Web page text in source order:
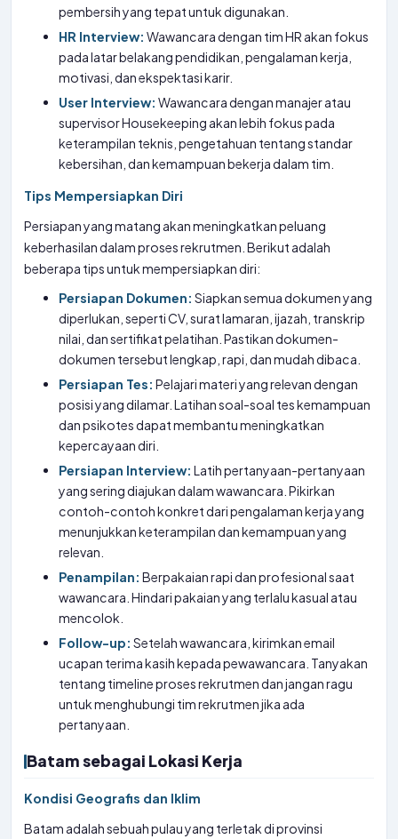
pembersih yang tepat untuk digunakan.
HR Interview: Wawancara dengan tim HR akan fokus
pada latar belakang pendidikan, pengalaman kerja,
motivasi, dan ekspektasi karir.
User Interview: Wawancara dengan manajer atau
supervisor Housekeeping akan lebih fokus pada
keterampilan teknis, pengetahuan tentang standar
kebersihan, dan kemampuan bekerja dalam tim.
Tips Mempersiapkan Diri
Persiapan yang matang akan meningkatkan peluang
keberhasilan dalam proses rekrutmen. Berikut adalah
beberapa tips untuk mempersiapkan diri:
Persiapan Dokumen: Siapkan semua dokumen yang
diperlukan, seperti CV, surat lamaran, ijazah, transkrip
nilai, dan sertifikat pelatihan. Pastikan dokumen-
dokumen tersebut lengkap, rapi, dan mudah dibaca.
Persiapan Tes: Pelajari materi yang relevan dengan
posisi yang dilamar. Latihan soal-soal tes kemampuan
dan psikotes dapat membantu meningkatkan
kepercayaan diri.
Persiapan Interview: Latih pertanyaan-pertanyaan
yang sering diajukan dalam wawancara. Pikirkan
contoh-contoh konkret dari pengalaman kerja yang
menunjukkan keterampilan dan kemampuan yang
relevan.
Penampilan: Berpakaian rapi dan profesional saat
wawancara. Hindari pakaian yang terlalu kasual atau
mencolok.
Follow-up: Setelah wawancara, kirimkan email
ucapan terima kasih kepada pewawancara. Tanyakan
tentang timeline proses rekrutmen dan jangan ragu
untuk menghubungi tim rekrutmen jika ada
pertanyaan.
Batam sebagai Lokasi Kerja
Kondisi Geografis dan Iklim
Batam adalah sebuah pulau yang terletak di provinsi